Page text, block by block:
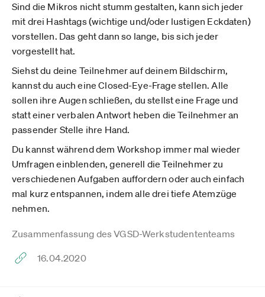
Sind die Mikros nicht stumm gestalten, kann sich jeder
mit drei Hashtags (wichtige und/oder lustigen Eckdaten)
vorstellen. Das geht dann so lange, bis sich jeder
vorgestellt hat.
Siehst du deine Teilnehmer auf deinem Bildschirm,
kannst du auch eine Closed-Eye-Frage stellen. Alle
sollen ihre Augen schließen, du stellst eine Frage und
statt einer verbalen Antwort heben die Teilnehmer an
passender Stelle ihre Hand.
Du kannst während dem Workshop immer mal wieder
Umfragen einblenden, generell die Teilnehmer zu
verschiedenen Aufgaben auffordern oder auch einfach
mal kurz entspannen, indem alle drei tiefe Atemzüge
nehmen.
Zusammenfassung des VGSD-Werkstudententeams
16.04.2020